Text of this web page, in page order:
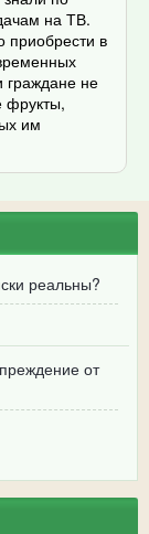
на ТВ.
приобрести в
граждане не
фрукты,
им
реальны?
от